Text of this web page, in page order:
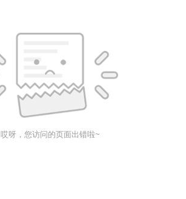
哎呀，您访问的页面出错啦~